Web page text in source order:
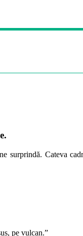
surprindă. Cateva
pe vulcan.”